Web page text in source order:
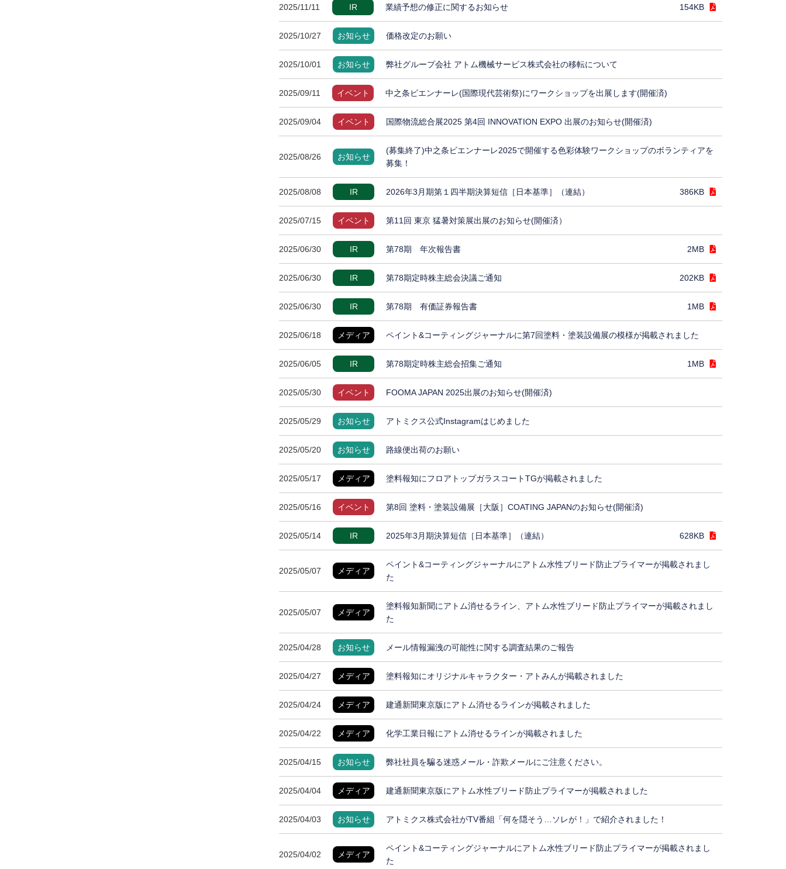
2025/11/11 IR 業績予想の修正に関するお知らせ 154KB
2025/10/27 お知らせ 価格改定のお願い
2025/10/01 お知らせ 弊社グループ会社 アトム機械サービス株式会社の移転について
2025/09/11 イベント 中之条ビエンナーレ(国際現代芸術祭)にワークショップを出展します(開催済)
2025/09/04 イベント 国際物流総合展2025 第4回 INNOVATION EXPO 出展のお知らせ(開催済)
2025/08/26 お知らせ
(募集終了)中之条ビエンナーレ2025で開催する色彩体験ワークショップのボランティアを
募集！
2025/08/08 IR 2026年3月期第１四半期決算短信［日本基準］（連結） 386KB
2025/07/15 イベント 第11回 東京 猛暑対策展出展のお知らせ(開催済）
2025/06/30 IR 第78期 年次報告書 2MB
2025/06/30 IR 第78期定時株主総会決議ご通知 202KB
2025/06/30 IR 第78期 有価証券報告書 1MB
2025/06/18 メディア ペイント&コーティングジャーナルに第7回塗料・塗装設備展の模様が掲載されました
2025/06/05 IR 第78期定時株主総会招集ご通知 1MB
2025/05/30 イベント FOOMA JAPAN 2025出展のお知らせ(開催済)
2025/05/29 お知らせ アトミクス公式Instagramはじめました
2025/05/20 お知らせ 路線便出荷のお願い
2025/05/17 メディア 塗料報知にフロアトップガラスコートTGが掲載されました
2025/05/16 イベント 第8回 塗料・塗装設備展［大阪］COATING JAPANのお知らせ(開催済)
2025/05/14 IR 2025年3月期決算短信［日本基準］（連結） 628KB
2025/05/07 メディア
ペイント&コーティングジャーナルにアトム水性ブリード防止プライマーが掲載されまし
た
2025/05/07 メディア
塗料報知新聞にアトム消せるライン、アトム水性ブリード防止プライマーが掲載されまし
た
2025/04/28 お知らせ メール情報漏洩の可能性に関する調査結果のご報告
2025/04/27 メディア 塗料報知にオリジナルキャラクター・アトみんが掲載されました
2025/04/24 メディア 建通新聞東京版にアトム消せるラインが掲載されました
2025/04/22 メディア 化学工業日報にアトム消せるラインが掲載されました
2025/04/15 お知らせ 弊社社員を騙る迷惑メール・詐欺メールにご注意ください。
2025/04/04 メディア 建通新聞東京版にアトム水性ブリード防止プライマーが掲載されました
2025/04/03 お知らせ アトミクス株式会社がTV番組「何を隠そう…ソレが！」で紹介されました！
2025/04/02 メディア
ペイント&コーティングジャーナルにアトム水性ブリード防止プライマーが掲載されまし
た